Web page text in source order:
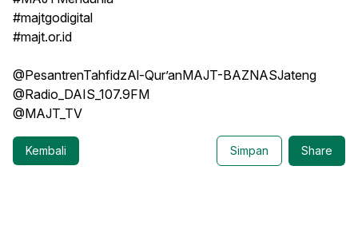
#majtgodigital
#majt.or.id
@PesantrenTahfidzAl-Qur’anMAJT-BAZNASJateng
@Radio_DAIS_107.9FM
@MAJT_TV
Kembali Simpan Share